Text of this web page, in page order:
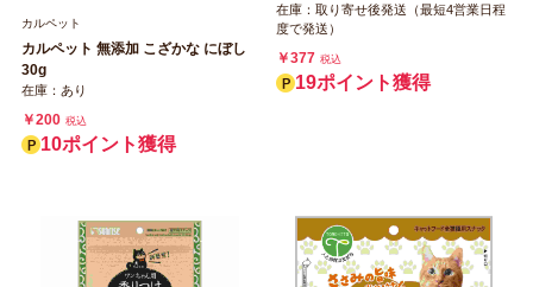
カルペット
カルペット 無添加 こざかな にぼし
30g
在庫：あり
￥200 税込
10ポイント獲得
在庫：取り寄せ後発送（最短4営業日程
度で発送）
￥377 税込
19ポイント獲得